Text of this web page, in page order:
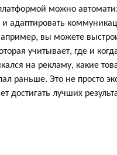
можно
адаптировать
вы можете
учитывает, где и
на рекламу, какие
раньше. Это не просто
достигать лучших